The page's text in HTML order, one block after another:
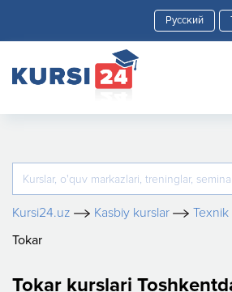
Kursi24.uz Kasbiy kurslar
Texnik
Tokar
Tokar kurslari